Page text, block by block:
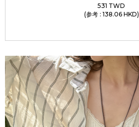
531 TWD
(参考 : 138.06 HKD)